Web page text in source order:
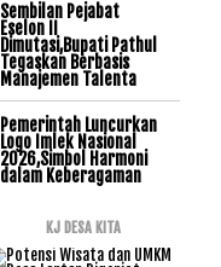
Sembilan Pejabat
Eselon II
Dimutasi,Bupati Pathul
Tegaskan Berbasis
Manajemen Talenta
Pemerintah Luncurkan
Logo Imlek Nasional
2026,Simbol Harmoni
dalam Keberagaman
KJ DESA KITA